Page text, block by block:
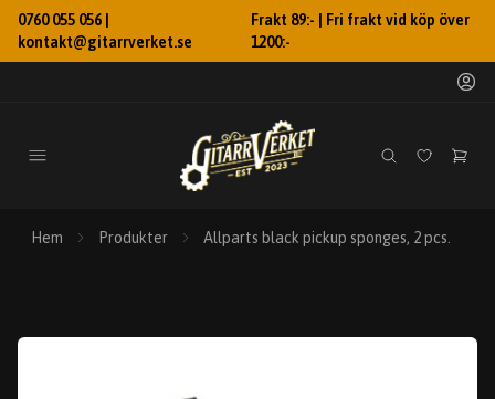
0760 055 056 |
kontakt@gitarrverket.se
Frakt 89:- | Fri frakt vid köp över
1200:-
Hem Produkter Allparts black pickup sponges, 2 pcs.